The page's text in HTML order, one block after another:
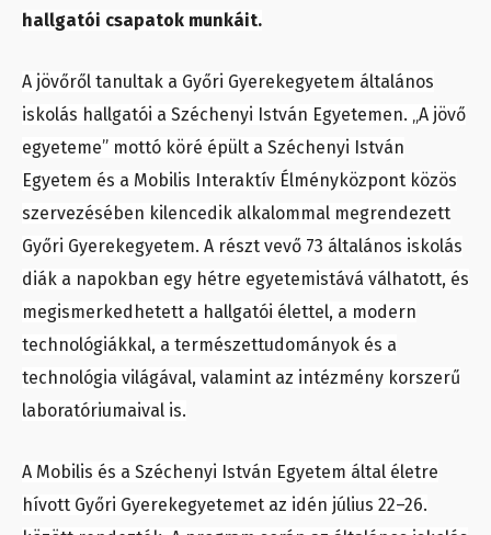
hallgatói csapatok munkáit.
A jövőről tanultak a Győri Gyerekegyetem általános
iskolás hallgatói a Széchenyi István Egyetemen. „A jövő
egyeteme” mottó köré épült a Széchenyi István
Egyetem és a Mobilis Interaktív Élményközpont közös
szervezésében kilencedik alkalommal megrendezett
Győri Gyerekegyetem. A részt vevő 73 általános iskolás
diák a napokban egy hétre egyetemistává válhatott, és
megismerkedhetett a hallgatói élettel, a modern
technológiákkal, a természettudományok és a
technológia világával, valamint az intézmény korszerű
laboratóriumaival is.
A Mobilis és a Széchenyi István Egyetem által életre
hívott Győri Gyerekegyetemet az idén július 22–26.